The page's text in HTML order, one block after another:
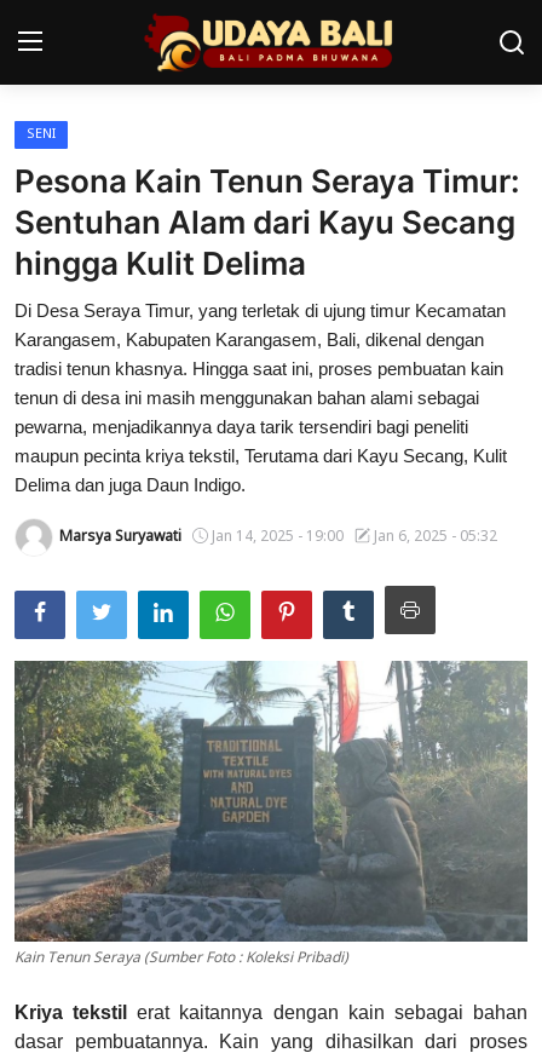
Home
Pura
Desa Adat
Tradisi
Kearifan lokal
Alam Bali
Seni
Kisah
Indonesia
SENI
Pesona Kain Tenun Seraya Timur:
Sentuhan Alam dari Kayu Secang
hingga Kulit Delima
Di Desa Seraya Timur, yang terletak di ujung timur Kecamatan
Karangasem, Kabupaten Karangasem, Bali, dikenal dengan
tradisi tenun khasnya. Hingga saat ini, proses pembuatan kain
tenun di desa ini masih menggunakan bahan alami sebagai
pewarna, menjadikannya daya tarik tersendiri bagi peneliti
maupun pecinta kriya tekstil, Terutama dari Kayu Secang, Kulit
Delima dan juga Daun Indigo.
Marsya Suryawati Jan 14, 2025 - 19:00 Jan 6, 2025 - 05:32
Kain Tenun Seraya (Sumber Foto : Koleksi Pribadi)
Kriya tekstil
erat kaitannya dengan kain sebagai bahan
dasar pembuatannya. Kain yang dihasilkan dari proses